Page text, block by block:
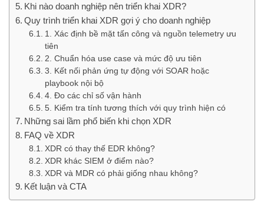
Khi nào doanh nghiệp nên triển khai XDR?
Quy trình triển khai XDR gợi ý cho doanh nghiệp
1. Xác định bề mặt tấn công và nguồn telemetry ưu
tiên
2. Chuẩn hóa use case và mức độ ưu tiên
3. Kết nối phản ứng tự động với SOAR hoặc
playbook nội bộ
4. Đo các chỉ số vận hành
5. Kiểm tra tính tương thích với quy trình hiện có
Những sai lầm phổ biến khi chọn XDR
FAQ về XDR
XDR có thay thế EDR không?
XDR khác SIEM ở điểm nào?
XDR và MDR có phải giống nhau không?
Kết luận và CTA